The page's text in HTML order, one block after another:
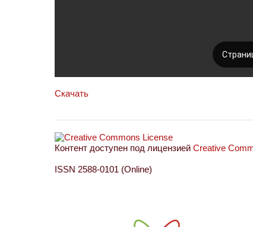
Скачать
Контент доступен под лицензией Creative
ISSN 2588-0101 (Online)